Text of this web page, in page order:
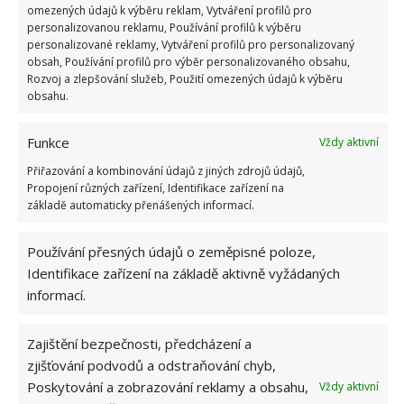
omezených údajů k výběru reklam, Vytváření profilů pro
personalizovanou reklamu, Používání profilů k výběru
personalizované reklamy, Vytváření profilů pro personalizovaný
obsah, Používání profilů pro výběr personalizovaného obsahu,
Rozvoj a zlepšování služeb, Použití omezených údajů k výběru
obsahu.
Funkce
Vždy aktivní
Přiřazování a kombinování údajů z jiných zdrojů údajů,
Propojení různých zařízení, Identifikace zařízení na
základě automaticky přenášených informací.
Používání přesných údajů o zeměpisné poloze,
Identifikace zařízení na základě aktivně vyžádaných
informací.
Zajištění bezpečnosti, předcházení a
zjišťování podvodů a odstraňování chyb,
Poskytování a zobrazování reklamy a obsahu,
Vždy aktivní
odvodu tepla, který by postupně mohl způsobit
zhoršené fungování nebo přetížení motoru.